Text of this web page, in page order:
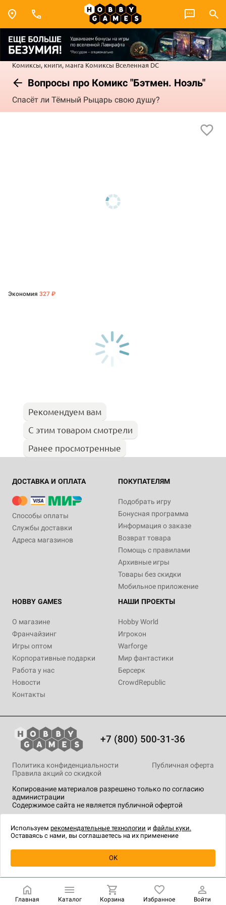
Комиксы, книги, манга Комиксы Вселенная DC
Вопросы про Комикс "Бэтмен. Ноэль"
Спасёт ли Тёмный Рыцарь свою душу?
Уведомить о наличии
Экономия 327 ₽
Рекомендуем вам
С этим товаром смотрели
Ранее просмотренные
ДОСТАВКА И ОПЛАТА
Способы оплаты
Службы доставки
Адреса магазинов
ПОКУПАТЕЛЯМ
Подобрать игру
Бонусная программа
Информация о заказе
Возврат товара
Помощь с правилами
Архивные игры
Товары без скидки
Мобильное приложение
HOBBY GAMES
О магазине
Франчайзинг
Игры оптом
Корпоративные подарки
Работа у нас
Новости
Контакты
НАШИ ПРОЕКТЫ
Hobby World
Игрокон
Warforge
Мир фантастики
Берсерк
CrowdRepublic
+7 (800) 500-31-36
Копирование материалов разрешено только по согласию
администрации
Содержимое сайта не является публичной офертой
Политика конфиденциальности
Публичная оферта
Правила акций со скидкой
технологии.
Главная Каталог Корзина Избранное Войти
Используем рекомендательные технологии и файлы куки.
Оставаясь с нами, вы соглашаетесь на их применение
OK